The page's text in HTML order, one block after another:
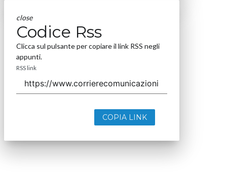
close
Codice Rss
Clicca sul pulsante per copiare il link RSS negli
appunti.
RSS link
COPIA LINK